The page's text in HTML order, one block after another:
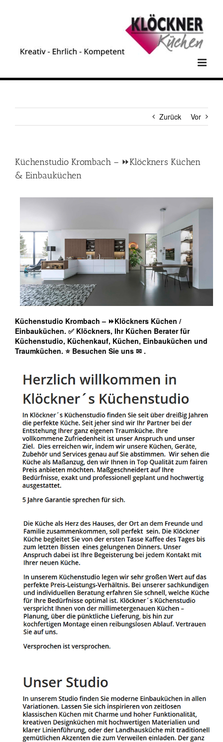
Zurück Vor
Küchenstudio Krombach – ⏩Klöckners Küchen
& Einbauküchen
Küchenstudio Krombach – ⏩Klöckners Küchen /
Einbauküchen. ✅ Klöckners, Ihr Küchen Berater für
Küchenstudio, Küchenkauf, Küchen, Einbauküchen und
Traumküchen. ⭐ Besuchen Sie uns ✉ .